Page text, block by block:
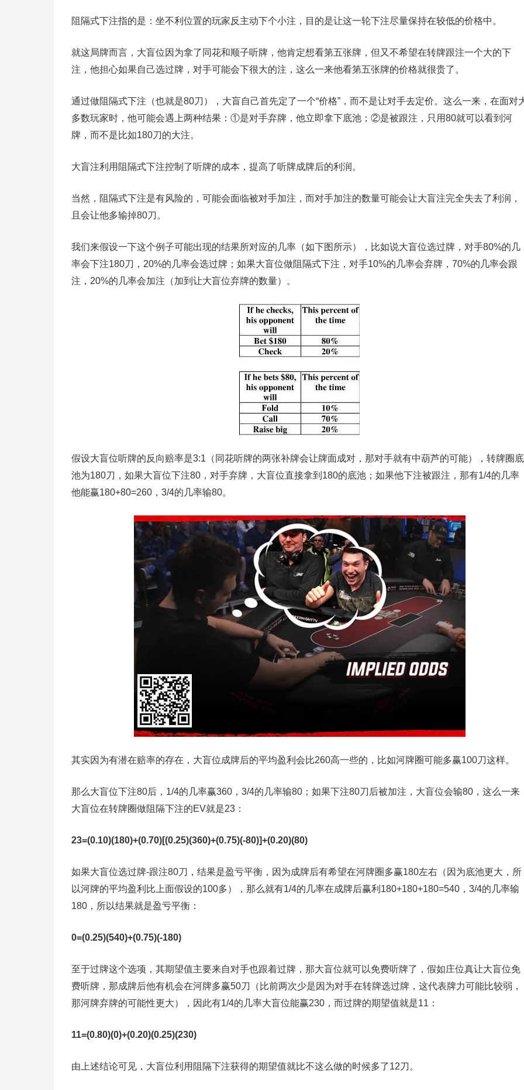
阻隔式下注指的是：坐不利位置的玩家反主动下个小注，目的是让这一轮下注尽量保持在较低的价格中。
就这局牌而言，大盲位因为拿了同花和顺子听牌，他肯定想看第五张牌，但又不希望在转牌跟注一个大的下
注，他担心如果自己选过牌，对手可能会下很大的注，这么一来他看第五张牌的价格就很贵了。
通过做阻隔式下注（也就是80刀），大盲自己首先定了一个“价格”，而不是让对手去定价。这么一来，在面对
多数玩家时，他可能会遇上两种结果：①是对手弃牌，他立即拿下底池；②是被跟注，只用80就可以看到河
牌，而不是比如180刀的大注。
大盲注利用阻隔式下注控制了听牌的成本，提高了听牌成牌后的利润。
当然，阻隔式下注是有风险的，可能会面临被对手加注，而对手加注的数量可能会让大盲注完全失去了利润，
且会让他多输掉80刀。
我们来假设一下这个例子可能出现的结果所对应的几率（如下图所示），比如说大盲位选过牌，对手80%的几
率会下注180刀，20%的几率会选过牌；如果大盲位做阻隔式下注，对手10%的几率会弃牌，70%的几率会跟
注，20%的几率会加注（加到让大盲位弃牌的数量）。
假设大盲位听牌的反向赔率是3:1（同花听牌的两张补牌会让牌面成对，那对手就有中葫芦的可能），转牌圈底
池为180刀，如果大盲位下注80，对手弃牌，大盲位直接拿到180的底池；如果他下注被跟注，那有1/4的几率
他能赢180+80=260，3/4的几率输80。
其实因为有潜在赔率的存在，大盲位成牌后的平均盈利会比260高一些的，比如河牌圈可能多赢100刀这样。
那么大盲位下注80后，1/4的几率赢360，3/4的几率输80；如果下注80刀后被加注，大盲位会输80，这么一来
大盲位在转牌圈做阻隔下注的EV就是23：
23=(0.10)(180)+(0.70)[(0.25)(360)+(0.75)(-80)]+(0.20)(80)
如果大盲位选过牌-跟注80刀，结果是盈亏平衡，因为成牌后有希望在河牌圈多赢180左右（因为底池更大，所
以河牌的平均盈利比上面假设的100多），那么就有1/4的几率在成牌后赢利180+180+180=540，3/4的几率输
180，所以结果就是盈亏平衡：
0=(0.25)(540)+(0.75)(-180)
至于过牌这个选项，其期望值主要来自对手也跟着过牌，那大盲位就可以免费听牌了，假如庄位真让大盲位免
费听牌，那成牌后他有机会在河牌多赢50刀（比前两次少是因为对手在转牌选过牌，这代表牌力可能比较弱，
那河牌弃牌的可能性更大），因此有1/4的几率大盲位能赢230，而过牌的期望值就是11：
11=(0.80)(0)+(0.20)(0.25)(230)
由上述结论可见，大盲位利用阻隔下注获得的期望值就比不这么做的时候多了12刀。